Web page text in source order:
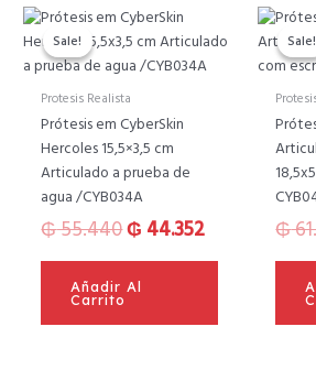
Sale!
Sale!
Protesis Realista
Prótesis em CyberSkin
Hercoles 15,5×3,5 cm
Articulado a prueba de
agua /CYB034A
₲55.440
El
precio
original
era:
₲ 55.440.
₲ 44.352
precio
actual
₲ 44.352.
Añadir Al
Carrito
Sale!
Sale!
₲